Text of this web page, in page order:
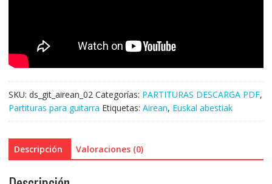
SKU: ds_git_airean_02 Categorías: PARTITURAS DESCARGA PDF,
Partituras para guitarra Etiquetas: Airean, Euskal abestiak
Descripción Valoraciones (0)